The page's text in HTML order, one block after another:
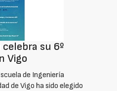
su 6º
Vigo
de Ingeniería
de Vigo ha sido elegido